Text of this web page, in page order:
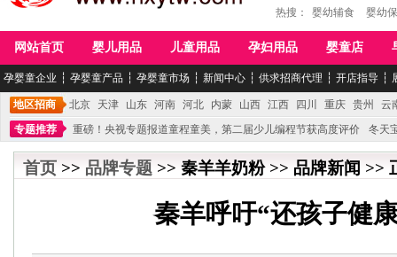
热搜： 婴幼辅食 婴幼
网站首页 婴儿用品 儿童用品 孕妇用品 婴童店
孕婴童企业 ┆ 孕婴童产品 ┆ 孕婴童市场 ┆ 新闻中心 ┆ 供求招商代理 ┆ 开店指导 ┆
地区招商 北京 天津 山东 河南 河北 内蒙 山西 江西 四川 重庆 贵州
云
专题推荐
重磅！央视专题报道童程童美，第二届少儿编程节获高度评价
冬天
不能再单纯地销售产品,而要向增强服务转型,毕竟母婴产品比较特殊。”
妇幼广场
首页 >> 品牌专题 >> 秦羊羊奶粉 >> 品牌新闻 >>
秦羊呼吁“还孩子健